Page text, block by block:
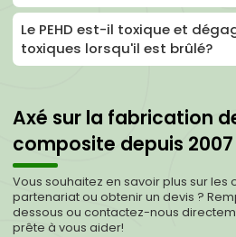
Le PEHD est-il toxique et
toxiques lorsqu'il est brûlé?
Axé sur la fabrication
composite depuis 2007
Vous souhaitez en savoir plus sur les
partenariat ou obtenir un devis ?
dessous ou contactez-nous
prête à vous aider!